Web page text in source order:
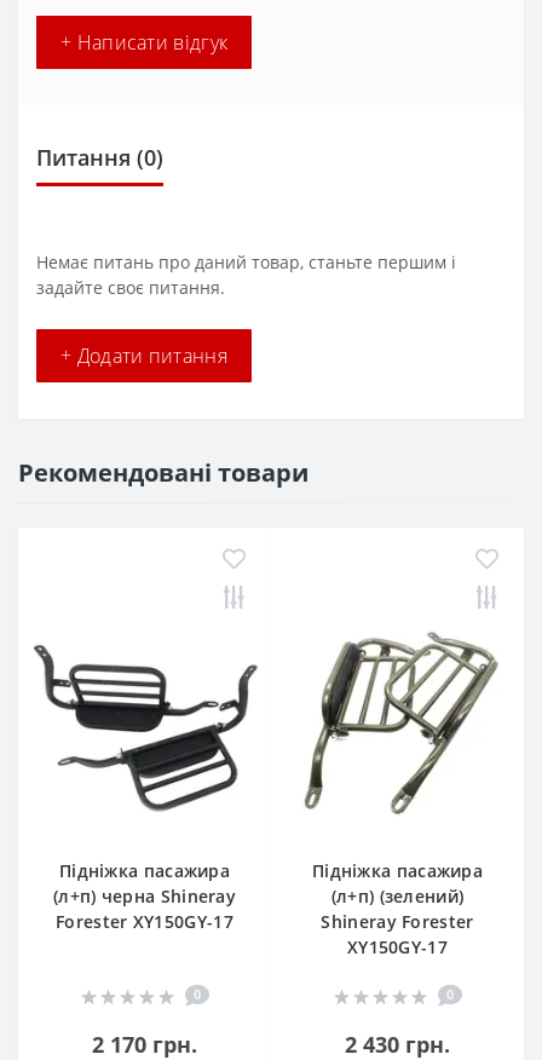
+ Написати відгук
Питання (0)
Немає питань про даний товар, станьте першим і
задайте своє питання.
+ Додати питання
Рекомендовані товари
Підніжка пасажира
(л+п) черна Shineray
Forester XY150GY-17
0
2 170 грн.
Підніжка пасажира
(л+п) (зелений)
Shineray Forester
XY150GY-17
0
2 430 грн.